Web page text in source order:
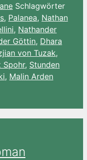
Schlagwörter
, Palanea, Nathan
, Nathander
Göttin, Dhara
von Tuzak,
Spohr, Stunden
, Malin Arden